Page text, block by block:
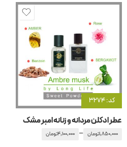
کد: 3274
عطر ادکلن مردانه و زنانه امبر مشک
1,850,000تومان –
4,100,000تومان